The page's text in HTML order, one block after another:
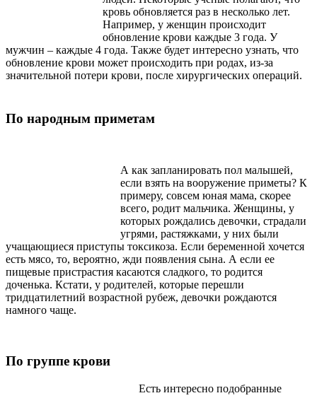
кровь обновляется раз в несколько лет.
Например, у женщин происходит
обновление крови каждые 3 года. У
мужчин – каждые 4 года. Также будет интересно узнать, что
обновление крови может происходить при родах, из-за
значительной потери крови, после хирургических операций.
По народным приметам
А как запланировать пол малышей,
если взять на вооружение приметы? К
примеру, совсем юная мама, скорее
всего, родит мальчика. Женщины, у
которых рождались девочки, страдали
угрями, растяжками, у них были
учащающиеся приступы токсикоза. Если беременной хочется
есть мясо, то, вероятно, жди появления сына. А если ее
пищевые пристрастия касаются сладкого, то родится
доченька. Кстати, у родителей, которые перешли
тридцатилетний возрастной рубеж, девочки рождаются
намного чаще.
По группе крови
Есть интересно подобранные